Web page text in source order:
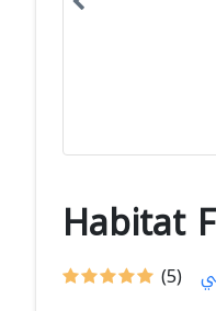
Habitat
(5)